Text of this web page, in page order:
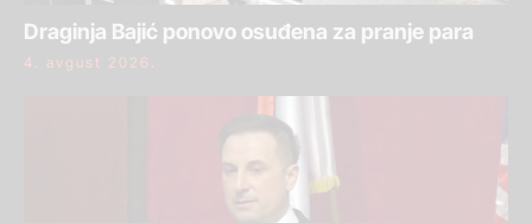
Draginja Bajić ponovo osuđena za pranje para
4. avgust 2026.